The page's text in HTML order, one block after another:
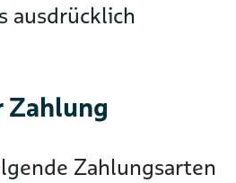
ausdrücklich
Zahlung
Zahlungsarten